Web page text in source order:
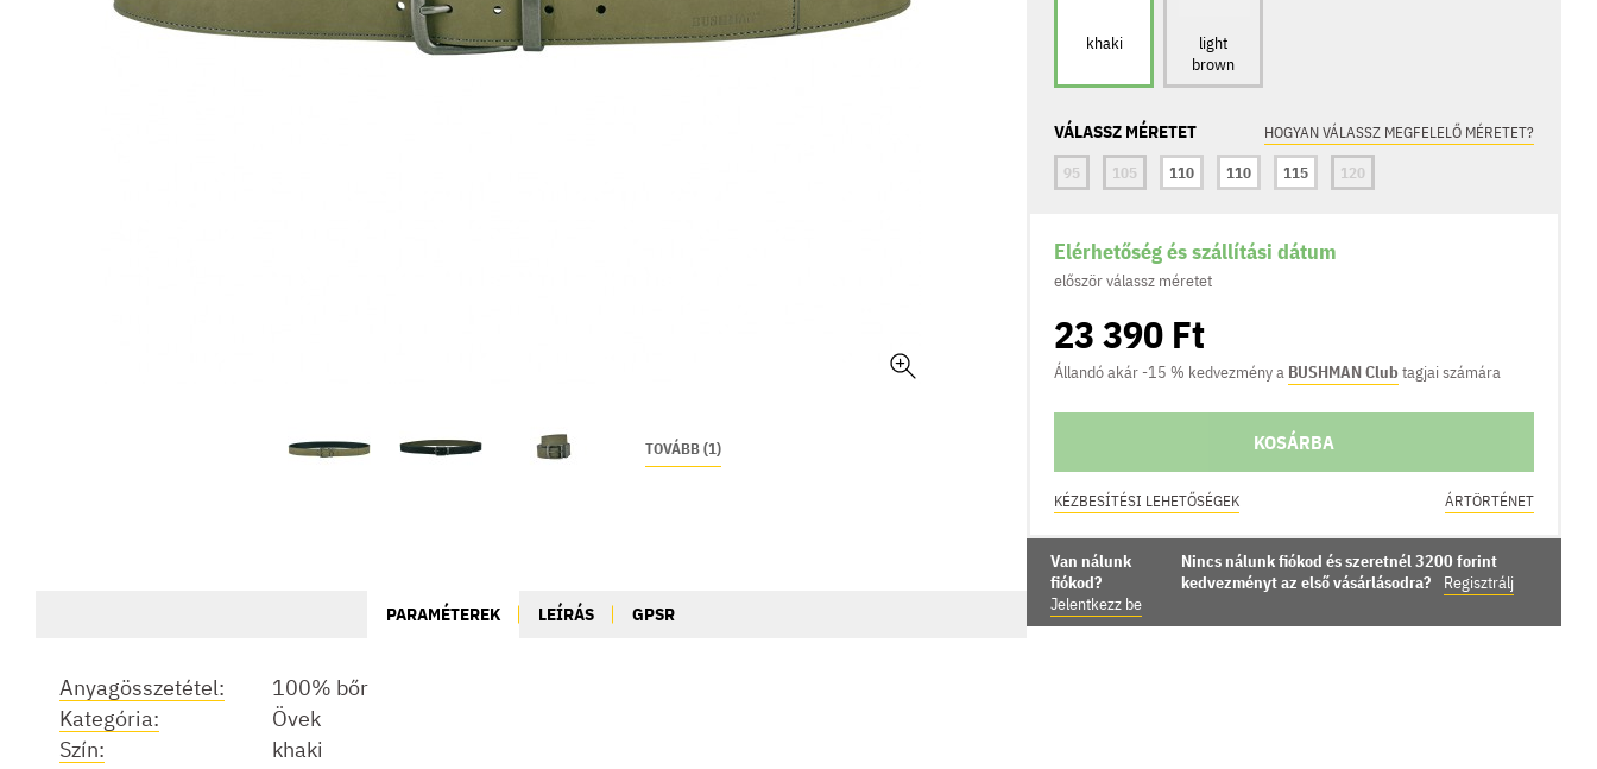
TOVÁBB (1)
khaki
light
brown
VÁLASSZ MÉRETET
HOGYAN VÁLASSZ MEGFELELŐ MÉRETET?
95
105 110 110 115 120
Elérhetőség és szállítási dátum
először válassz méretet
23 390 Ft
Állandó akár -15 % kedvezmény a BUSHMAN Clubtagjai számára
KOSÁRBA
KÉZBESÍTÉSI LEHETŐSÉGEK ÁRTÖRTÉNET
Van nálunk
fiókod?
Jelentkezz be
Nincs nálunk fiókod és szeretnél 3200 forint
kedvezményt az első vásárlásodra?
Regisztrálj
PARAMÉTEREK LEÍRÁS GPSR
Anyagösszetétel:
100% bőr
Kategória:
Övek
Szín:
khaki